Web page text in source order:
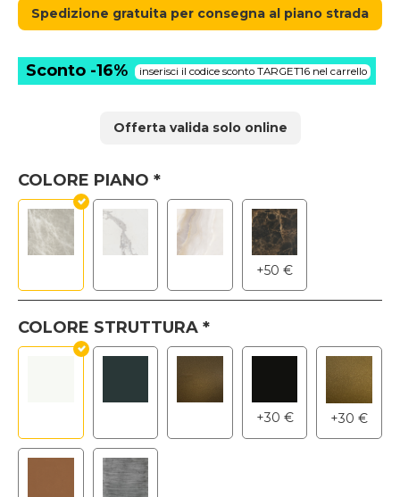
originale
era:
attuale
è:
Spedizione gratuita per consegna al piano strada
Sconto -16% inserisci il codice sconto TARGET16 nel carrello
Offerta valida solo online
COLORE PIANO *
+50€
COLORE STRUTTURA *
+30 € +30€